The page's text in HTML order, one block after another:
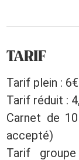
TARIF
Tarif plein : 6€
Tarif réduit :
Carnet de
accepté)
Tarif